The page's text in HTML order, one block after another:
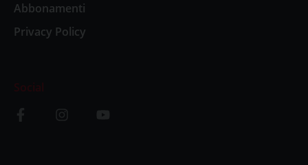
Abbonamenti
Privacy Policy
Social